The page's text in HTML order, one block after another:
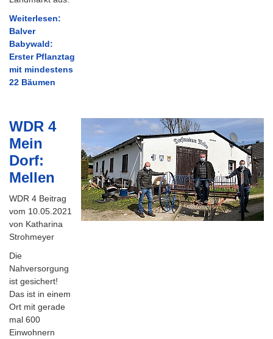
Weiterlesen:
Balver
Babywald:
Erster Pflanztag
mit mindestens
22 Bäumen
WDR 4
Mein
Dorf:
Mellen
WDR 4 Beitrag
vom 10.05.2021
von Katharina
Strohmeyer
Die
Nahversorgung
ist gesichert!
Das ist in einem
Ort mit gerade
mal 600
Einwohnern